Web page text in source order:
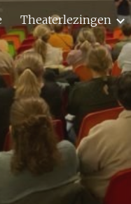
Skip to main content
Theaterlezingen